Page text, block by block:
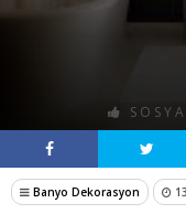
Banyo Dekorasyon